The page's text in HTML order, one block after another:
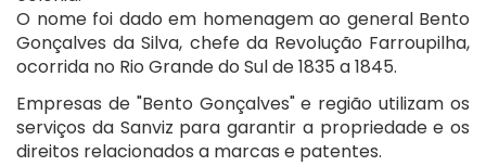
O nome foi dado em homenagem ao general Bento
Gonçalves da Silva, chefe da Revolução Farroupilha,
ocorrida no Rio Grande do Sul de 1835 a 1845.
Empresas de "Bento Gonçalves" e região utilizam os
serviços da Sanviz para garantir a propriedade e os
direitos relacionados a marcas e patentes.